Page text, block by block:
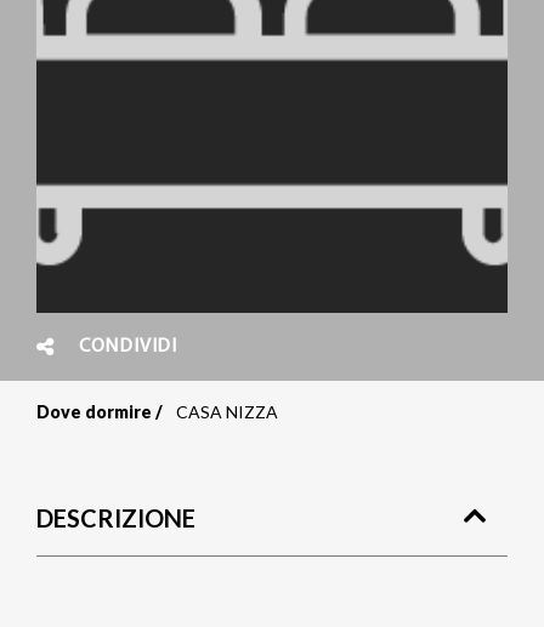
CONDIVIDI
pane
Dove dormire CASA NIZZA
DESCRIZIONE